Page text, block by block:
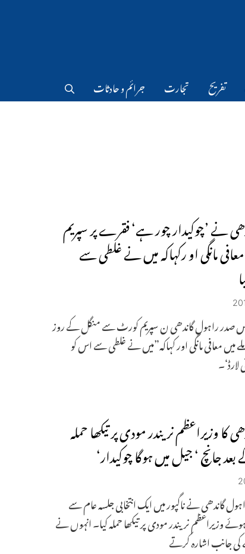
تفریح تجارت جرائم و حادثات
نے ’چوکیدار چور ہے‘ فقرے پر سپریم
مانگی او رکہاکہ میں نے غلطی سے
صدر راہول گاندھی ن سپریم کورٹ سے منگل کے روز
میں معافی مانگی اور کہاکہ”میں نے غلطی سے اس کو
لارڈ‘۔
کا وزیراعظم نریندر مودی پر تیکھا حملہ
جانچ ‘ جیل میں ہوگا چوکیدار‘
گاندھی نے ناگپور میں ایک انتخابی جلسہ عام سے
وزیراعظم نریندر مودی پر تیکھا حملہ کیا۔ انہوں نے
کی جانب اشارہ کرتے